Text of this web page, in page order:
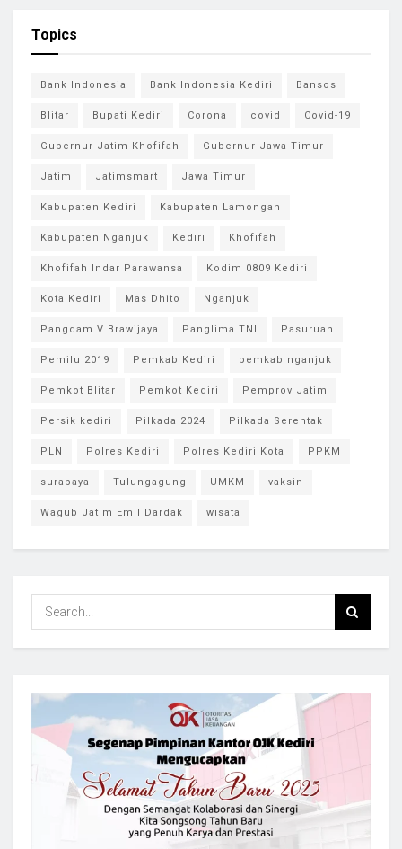
Topics
Bank Indonesia Bank Indonesia Kediri Bansos
Blitar Bupati Kediri Corona covid Covid-19
Gubernur Jatim Khofifah Gubernur Jawa Timur
Jatim Jatimsmart Jawa Timur
Kabupaten Kediri Kabupaten Lamongan
Kabupaten Nganjuk Kediri Khofifah
Khofifah Indar Parawansa Kodim 0809 Kediri
Kota Kediri Mas Dhito Nganjuk
Pangdam V Brawijaya Panglima TNI Pasuruan
Pemilu 2019 Pemkab Kediri pemkab nganjuk
Pemkot Blitar Pemkot Kediri Pemprov Jatim
Persik kediri Pilkada 2024 Pilkada Serentak
PLN Polres Kediri Polres Kediri Kota PPKM
surabaya Tulungagung UMKM vaksin
Wagub Jatim Emil Dardak wisata